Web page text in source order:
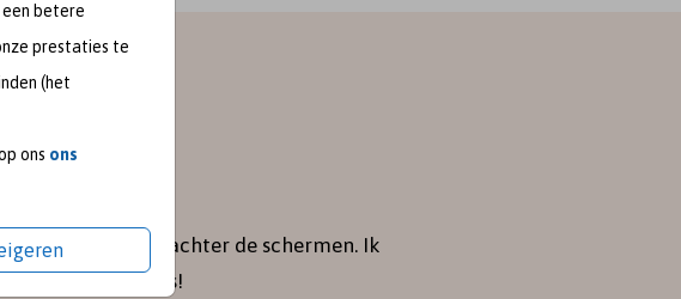
betere
prestaties te
(het
ons ons
en een kijkje achter de schermen. Ik
geboortekaartjes!